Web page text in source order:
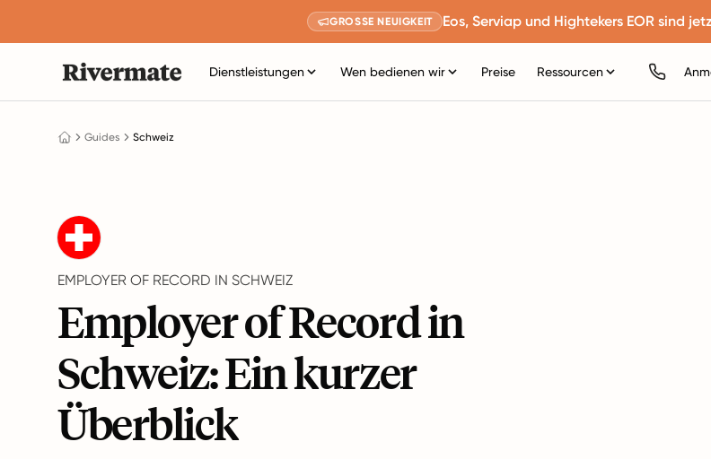
GROSSE NEUIGKEIT Eos, Serviap und Hightekers EOR sind
Dienstleistungen Wen bedienen wir Preise Ressourcen
Guides Schweiz
EMPLOYER OF RECORD IN SCHWEIZ
Employer of Record in
Schweiz: Ein kurzer
Überblick